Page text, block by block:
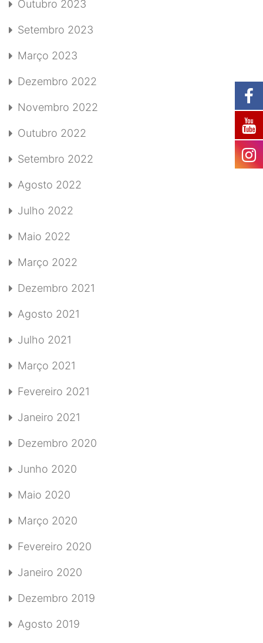
Outubro 2023
Setembro 2023
Março 2023
Dezembro 2022
Novembro 2022
Outubro 2022
Setembro 2022
Agosto 2022
Julho 2022
Maio 2022
Março 2022
Dezembro 2021
Agosto 2021
Julho 2021
Março 2021
Fevereiro 2021
Janeiro 2021
Dezembro 2020
Junho 2020
Maio 2020
Março 2020
Fevereiro 2020
Janeiro 2020
Dezembro 2019
Agosto 2019